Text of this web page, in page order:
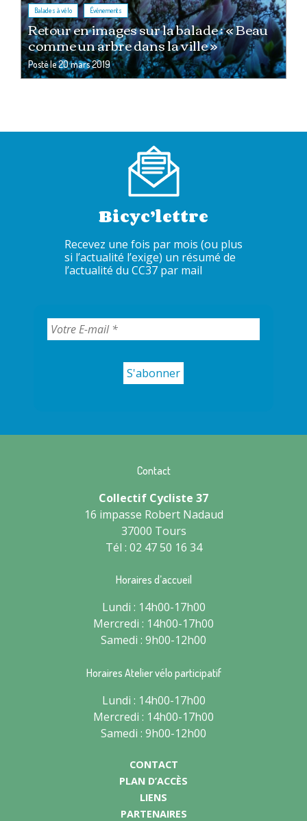
Balades à vélo , Événements
Retour en images sur la balade : « Beau
comme un arbre dans la ville »
Posté le20 mars 2019
Bicyc’lettre
Recevez une fois par mois (ou plus
si l’actualité l’exige) un résumé de
l’actualité du CC37 par mail
Contact
Collectif Cycliste 37
16 impasse Robert Nadaud
37000 Tours
Tél : 02 47 50 16 34
Horaires d’accueil
Lundi : 14h00-17h00
Mercredi : 14h00-17h00
Samedi : 9h00-12h00
Horaires Atelier vélo participatif
Lundi : 14h00-17h00
Mercredi : 14h00-17h00
Samedi : 9h00-12h00
CONTACT
PLAN D’ACCÈS
LIENS
PARTENAIRES